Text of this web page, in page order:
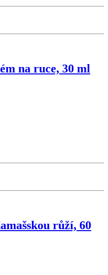
na ruce, 30 ml
růží, 60